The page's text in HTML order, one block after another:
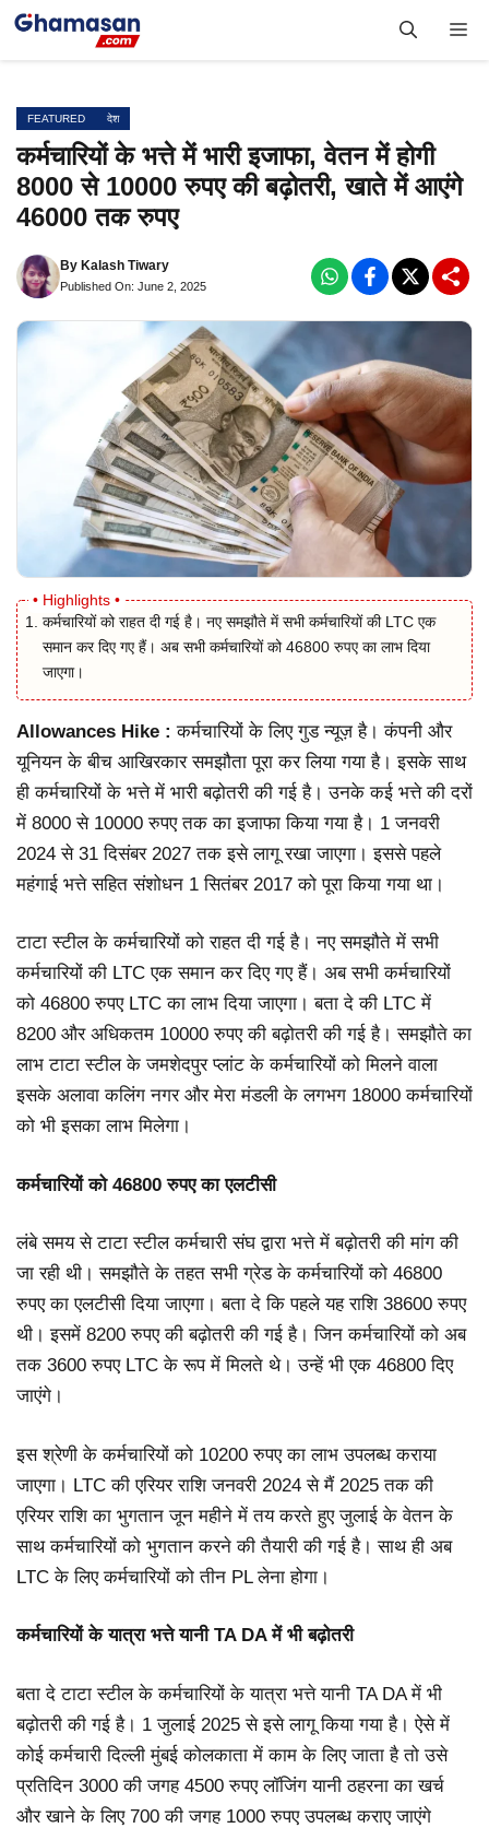
Skip
FEATURED देश
कर्मचारियों के भत्ते में भारी इजाफा, वेतन में होगी
8000 से 10000 रुपए की बढ़ोतरी, खाते में आएंगे
46000 तक रुपए
By Kalash Tiwary
Published On: June 2, 2025
कर्मचारियों को राहत दी गई है। नए समझौते में सभी कर्मचारियों की LTC एक
समान कर दिए गए हैं। अब सभी कर्मचारियों को 46800 रुपए का लाभ दिया
जाएगा।
Allowances Hike :कर्मचारियों के लिए गुड न्यूज़ है। कंपनी और
यूनियन के बीच आखिरकार समझौता पूरा कर लिया गया है। इसके साथ
ही कर्मचारियों के भत्ते में भारी बढ़ोतरी की गई है। उनके कई भत्ते की दरों
में 8000 से 10000 रुपए तक का इजाफा किया गया है। 1 जनवरी
2024 से 31 दिसंबर 2027 तक इसे लागू रखा जाएगा। इससे पहले
महंगाई भत्ते सहित संशोधन 1 सितंबर 2017 को पूरा किया गया था।
टाटा स्टील के कर्मचारियों को राहत दी गई है। नए समझौते में सभी
कर्मचारियों की LTC एक समान कर दिए गए हैं। अब सभी कर्मचारियों
को 46800 रुपए LTC का लाभ दिया जाएगा। बता दे की LTC में
8200 और अधिकतम 10000 रुपए की बढ़ोतरी की गई है। समझौते का
लाभ टाटा स्टील के जमशेदपुर प्लांट के कर्मचारियों को मिलने वाला
इसके अलावा कलिंग नगर और मेरा मंडली के लगभग 18000 कर्मचारियों
को भी इसका लाभ मिलेगा।
कर्मचारियों को 46800 रुपए का एलटीसी
लंबे समय से टाटा स्टील कर्मचारी संघ द्वारा भत्ते में बढ़ोतरी की मांग की
जा रही थी। समझौते के तहत सभी ग्रेड के कर्मचारियों को 46800
रुपए का एलटीसी दिया जाएगा। बता दे कि पहले यह राशि 38600 रुपए
थी। इसमें 8200 रुपए की बढ़ोतरी की गई है। जिन कर्मचारियों को अब
तक 3600 रुपए LTC के रूप में मिलते थे। उन्हें भी एक 46800 दिए
जाएंगे।
इस श्रेणी के कर्मचारियों को 10200 रुपए का लाभ उपलब्ध कराया
जाएगा। LTC की एरियर राशि जनवरी 2024 से मैं 2025 तक की
एरियर राशि का भुगतान जून महीने में तय करते हुए जुलाई के वेतन के
साथ कर्मचारियों को भुगतान करने की तैयारी की गई है। साथ ही अब
LTC के लिए कर्मचारियों को तीन PL लेना होगा।
कर्मचारियों के यात्रा भत्ते यानी TA DA में भी बढ़ोतरी
बता दे टाटा स्टील के कर्मचारियों के यात्रा भत्ते यानी TA DA में भी
बढ़ोतरी की गई है। 1 जुलाई 2025 से इसे लागू किया गया है। ऐसे में
कोई कर्मचारी दिल्ली मुंबई कोलकाता में काम के लिए जाता है तो उसे
प्रतिदिन 3000 की जगह 4500 रुपए लॉजिंग यानी ठहरना का खर्च
और खाने के लिए 700 की जगह 1000 रुपए उपलब्ध कराए जाएंगे